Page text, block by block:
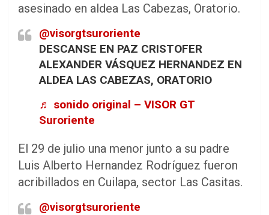
asesinado en aldea Las Cabezas, Oratorio.
@visorgtsuroriente
DESCANSE EN PAZ CRISTOFER
ALEXANDER VÁSQUEZ HERNANDEZ EN
ALDEA LAS CABEZAS, ORATORIO
♬ sonido original – VISOR GT
Suroriente
El 29 de julio una menor junto a su padre
Luis Alberto Hernandez Rodríguez fueron
acribillados en Cuilapa, sector Las Casitas.
@visorgtsuroriente